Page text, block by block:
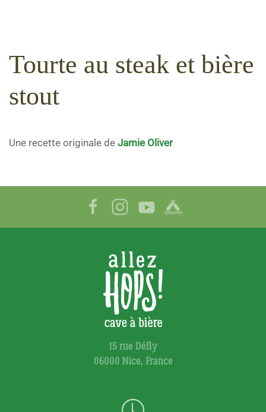
Tourte au steak et bière
stout
Une recette originale de Jamie Oliver
15 rue Défly
06000 Nice, France